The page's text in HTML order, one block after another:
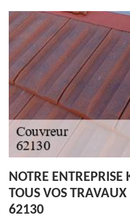
NOTRE ENTREPRISE
TOUS VOS
62130